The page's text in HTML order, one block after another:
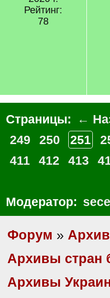
Рейтинг:
78
Страницы: ←
249
250 251
411
412 413
Модератор:
Форум »
Архивы стран
Архивы